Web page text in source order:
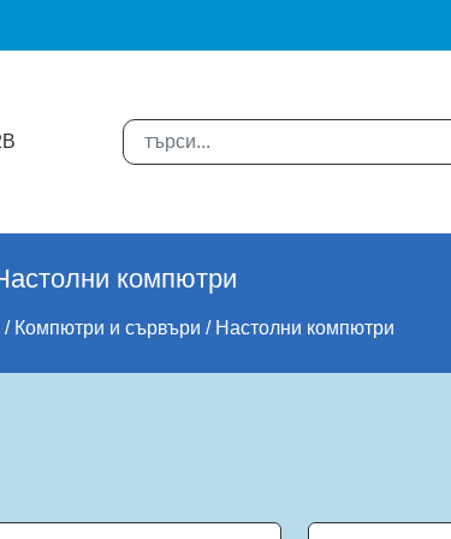
компютри
Компютри и сървъри Настолни компютри